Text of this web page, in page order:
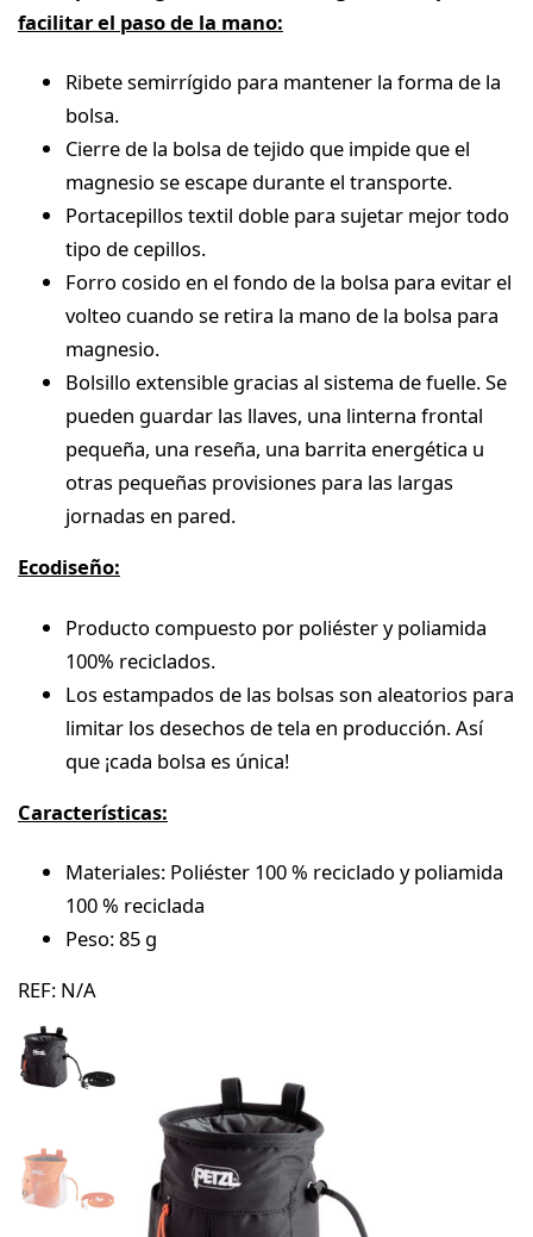
facilitar el paso de la mano:
Ribete semirrígido para mantener la forma de la
bolsa.
Cierre de la bolsa de tejido que impide que el
magnesio se escape durante el transporte.
Portacepillos textil doble para sujetar mejor todo
tipo de cepillos.
Forro cosido en el fondo de la bolsa para evitar el
volteo cuando se retira la mano de la bolsa para
magnesio.
Bolsillo extensible gracias al sistema de fuelle. Se
pueden guardar las llaves, una linterna frontal
pequeña, una reseña, una barrita energética u
otras pequeñas provisiones para las largas
jornadas en pared.
Ecodiseño:
Producto compuesto por poliéster y poliamida
100% reciclados.
Los estampados de las bolsas son aleatorios para
limitar los desechos de tela en producción. Así
que ¡cada bolsa es única!
Características:
Materiales: Poliéster 100 % reciclado y poliamida
100 % reciclada
Peso: 85 g
REF: N/A